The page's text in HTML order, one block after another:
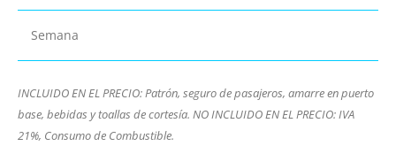
Semana
INCLUIDO EN EL PRECIO: Patrón, seguro de pasajeros, amarre en puerto
base, bebidas y toallas de cortesía. NO INCLUIDO EN EL PRECIO: IVA
21%, Consumo de Combustible.